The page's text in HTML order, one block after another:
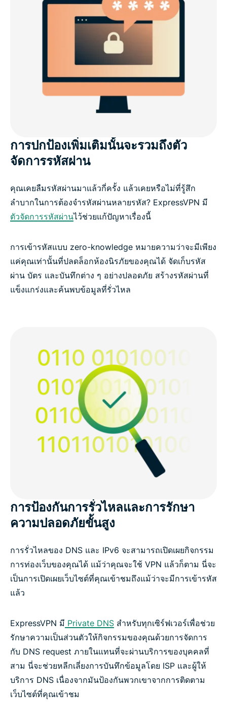
การปกป้องเพิ่มเติมนั้นจะรวมถึงตัว
จัดการรหัสผ่าน
คุณเคยลืมรหัสผ่านมาแล้วกี่ครั้ง แล้วเคยหรือไม่ที่รู้สึก
ลำบากในการต้องจำรหัสผ่านหลายรหัส? ExpressVPN มี
ตัวจัดการรหัสผ่านไว้ช่วยแก้ปัญหาเรื่องนี้
การเข้ารหัสแบบ zero-knowledge หมายความว่าจะมีเพียง
แค่คุณเท่านั้นที่ปลดล็อกห้องนิรภัยของคุณได้ จัดเก็บรหัส
ผ่าน บัตร และบันทึกต่าง ๆ อย่างปลอดภัย สร้างรหัสผ่านที่
แข็งแกร่งและค้นพบข้อมูลที่รั่วไหล
การป้องกันการรั่วไหลและการรักษา
ความปลอดภัยขั้นสูง
การรั่วไหลของ DNS และ IPv6 จะสามารถเปิดเผยกิจกรรม
การท่องเว็บของคุณได้ แม้ว่าคุณจะใช้ VPN แล้วก็ตาม นี่จะ
เป็นการเปิดเผยเว็บไซต์ที่คุณเข้าชมถึงแม้ว่าจะมีการเข้ารหัส
แล้ว
ExpressVPN มี Private DNS สำหรับทุกเซิร์ฟเวอร์เพื่อช่วย
รักษาความเป็นส่วนตัวให้กิจกรรมของคุณด้วยการจัดการ
กับ DNS request ภายในแทนที่จะผ่านบริการของบุคคลที่
สาม นี่จะช่วยหลีกเลี่ยงการบันทึกข้อมูลโดย ISP และผู้ให้
บริการ DNS เนื่องจากมันป้องกันพวกเขาจากการติดตาม
เว็บไซต์ที่คุณเข้าชม